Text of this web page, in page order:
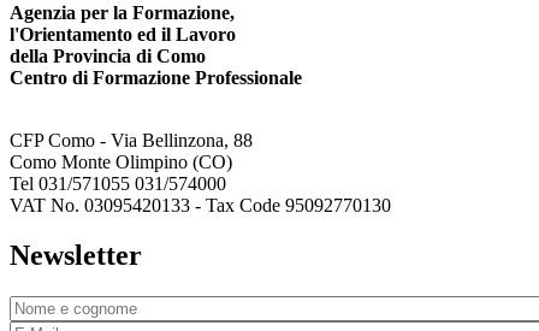
Agenzia per la Formazione,
l'Orientamento ed il Lavoro
della Provincia di Como
Centro di Formazione Professionale
CFP Como - Via Bellinzona, 88
Como Monte Olimpino (CO)
Tel 031/571055 031/574000
VAT No. 03095420133 - Tax Code 95092770130
Newsletter